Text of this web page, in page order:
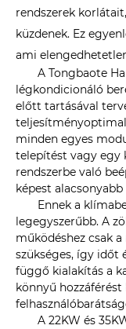
rendszerek
küzdenek. Ez
ami
A Tongbaote
légkondicionáló
előtt tartásával
minden egyes
telepítést vagy egy
rendszerbe való
képest
Ennek a
legegyszerűbb. A
működéshez csak
szükséges, így időt
függő kialakítás a
könnyű
A 22KW és